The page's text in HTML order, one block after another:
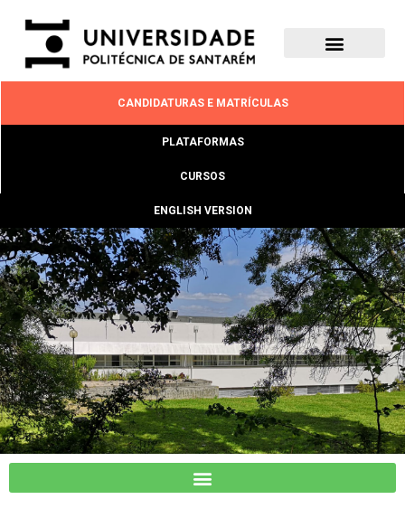
CANDIDATURAS E MATRÍCULAS
PLATAFORMAS
CURSOS
ENGLISH VERSION